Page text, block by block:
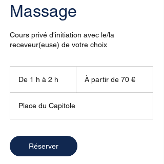
Massage
Cours privé d'initiation avec le/la
receveur(euse) de votre choix
De 1 h à 2 h
à
2
partir
euros
À partir de 70 €
Place du Capitole
Réserver